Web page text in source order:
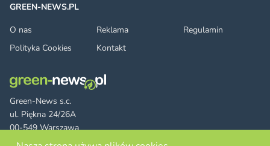
Green-News s.c.
ul. Piękna 24/26A
00-549 Warszawa
GREEN-NEWS.PL
O nas
Reklama
Regulamin
Polityka Cookies
Kontakt